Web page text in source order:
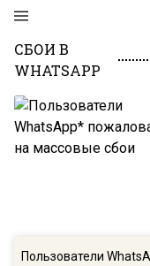
СБОИ В
WHATSAPP
Пользователи